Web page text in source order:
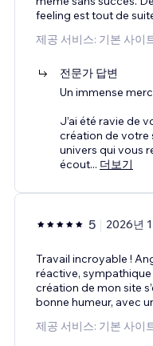
feeling est tout de
제공 서비스: 기본 사이
전문가 답변
Un immense
J’ai été ravie de
création de votre
univers qui vous
écout... 더보기
5 2026년
Travail incroyable !
réactive,
création de mon site
bonne humeur, avec
제공 서비스: 기본 사이